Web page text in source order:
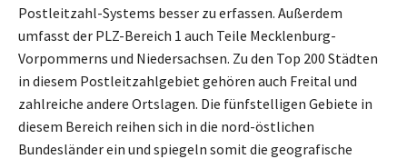
Postleitzahl-Systems besser zu erfassen. Außerdem
umfasst der PLZ-Bereich 1 auch Teile Mecklenburg-
Vorpommerns und Niedersachsen. Zu den Top 200 Städten
in diesem Postleitzahlgebiet gehören auch Freital und
zahlreiche andere Ortslagen. Die fünfstelligen Gebiete in
diesem Bereich reihen sich in die nord-östlichen
Bundesländer ein und spiegeln somit die geografische